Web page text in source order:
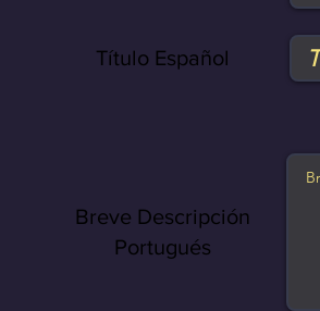
Título Español
Breve Descripción
Portugués